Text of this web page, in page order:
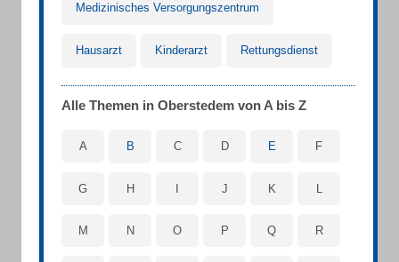
Medizinisches Versorgungszentrum
Hausarzt Kinderarzt Rettungsdienst
Alle Themen in Oberstedem von A bis Z
A B C D E F
G H J K L
M N O P Q R